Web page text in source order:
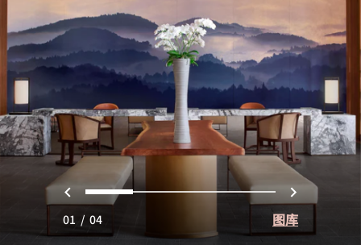
上一页
0 1 2 3 下一页
01 / 04 图库